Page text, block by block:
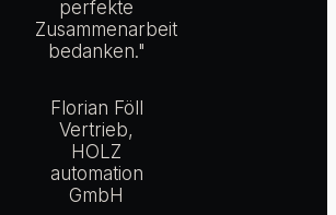
perfekte
Zusammenarbeit
bedanken."
Florian Föll
Vertrieb,
HOLZ
automation
GmbH